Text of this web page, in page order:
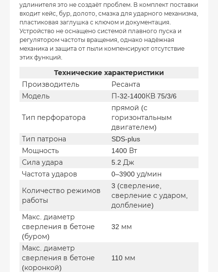
удлинителя это не создаёт проблем. В комплект поставки
входит кейс, бур, долото, смазка для ударного механизма,
пластиковая заглушка с ключом и документация.
Устройство не оснащено системой плавного пуска и
регулятором частоты вращения, однако надёжная
механика и защита от пыли компенсируют отсутствие
этих функций.
Технические характеристики
Производитель
Ресанта
Модель
П-32-1400КВ 75/3/6
Тип перфоратора
прямой (с
горизонтальным
двигателем)
Тип патрона
SDS-plus
Мощность
1400 Вт
Сила удара
5.2 Дж
Частота ударов
0–3900 уд/мин
Количество режимов
работы
3 (сверление,
сверление с ударом,
долбление)
Макс. диаметр
сверления в бетоне
(буром)
32 мм
Макс. диаметр
сверления в бетоне
(коронкой)
110 мм